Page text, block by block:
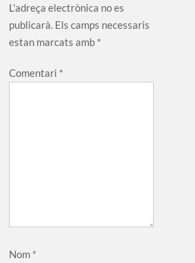
L'adreça electrònica no es
publicarà. Els camps necessaris
estan marcats amb *
Comentari *
Nom *